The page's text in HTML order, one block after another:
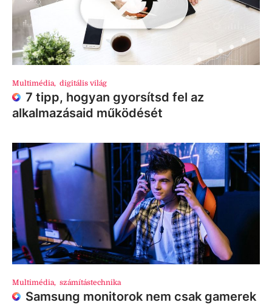
Multimédia, digitális világ
7 tipp, hogyan gyorsítsd fel az
alkalmazásaid működését
Multimédia, számítástechnika
Samsung monitorok nem csak gamerek